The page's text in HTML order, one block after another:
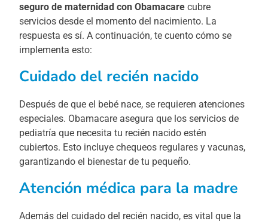
seguro de maternidad con Obamacare cubre
servicios desde el momento del nacimiento. La
respuesta es sí. A continuación, te cuento cómo se
implementa esto:
Cuidado del recién nacido
Después de que el bebé nace, se requieren atenciones
especiales. Obamacare asegura que los servicios de
pediatría que necesita tu recién nacido estén
cubiertos. Esto incluye chequeos regulares y vacunas,
garantizando el bienestar de tu pequeño.
Atención médica para la madre
Además del cuidado del recién nacido, es vital que la